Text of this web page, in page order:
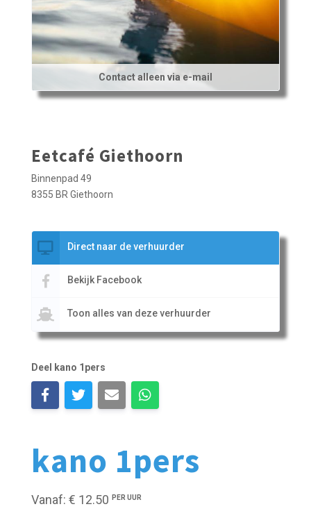
kano 1pers
Vanaf: € 12.50 PER UUR
Contact alleen via e-mail
Eetcafé Giethoorn
Binnenpad 49
8355 BR Giethoorn
Direct naar de verhuurder
Bekijk Facebook
Toon alles van deze verhuurder
Deel kano 1pers